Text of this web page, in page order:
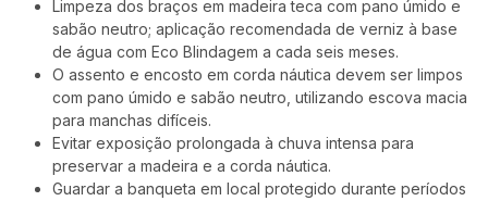
Limpeza dos braços em madeira teca com pano úmido e
sabão neutro; aplicação recomendada de verniz à base
de água com Eco Blindagem a cada seis meses.
O assento e encosto em corda náutica devem ser limpos
com pano úmido e sabão neutro, utilizando escova macia
para manchas difíceis.
Evitar exposição prolongada à chuva intensa para
preservar a madeira e a corda náutica.
Guardar a banqueta em local protegido durante períodos